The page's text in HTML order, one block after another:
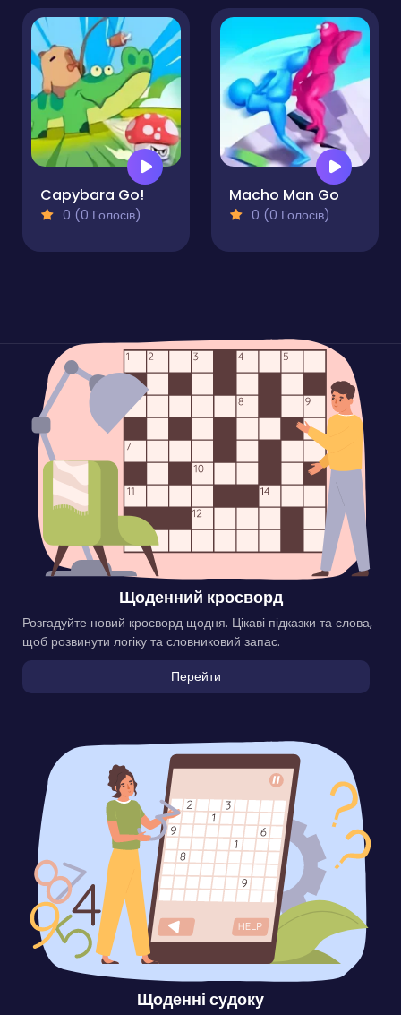
Capybara Go!
0 (0 Голосів)
Macho Man Go
0 (0 Голосів)
Щоденний кросворд
Розгадуйте новий кросворд щодня. Цікаві підказки та слова,
щоб розвинути логіку та словниковий запас.
Перейти
Щоденні судоку